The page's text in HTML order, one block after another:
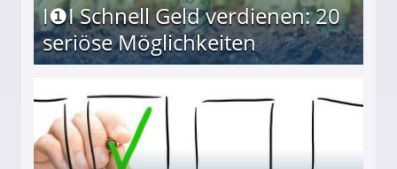
I❶I Schnell Geld verdienen: 20
seriöse Möglichkeiten